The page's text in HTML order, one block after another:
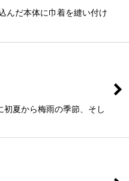
んだ本体に巾着を縫い付け
夏から梅雨の季節、そし